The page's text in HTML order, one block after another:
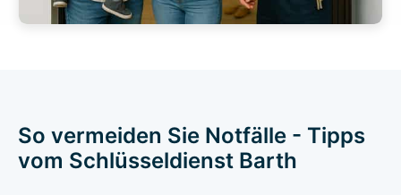
So vermeiden Sie Notfälle - Tipps
vom Schlüsseldienst Barth